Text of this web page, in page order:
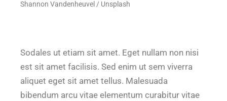
Shannon Vandenheuvel / Unsplash
Sodales ut etiam sit amet. Eget nullam non nisi
est sit amet facilisis. Sed enim ut sem viverra
aliquet eget sit amet tellus. Malesuada
bibendum arcu vitae elementum curabitur vitae